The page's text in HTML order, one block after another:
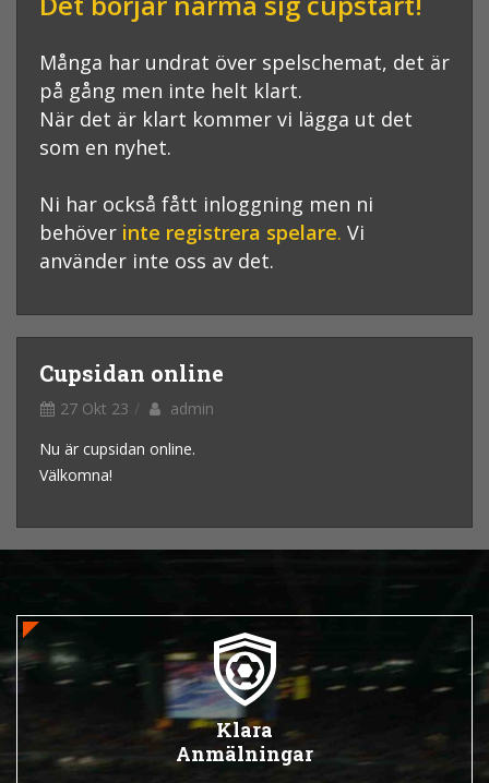
Många har undrat över spelschemat, det är
på gång men inte helt klart.
När det är klart kommer vi lägga ut det
som en nyhet.
Ni har också fått inloggning men ni
behöver inte registrera spelare. Vi
använder inte oss av det.
Cupsidan online
27 Okt 23
admin
Nu är cupsidan online.
Välkomna!
Klara
Anmälningar